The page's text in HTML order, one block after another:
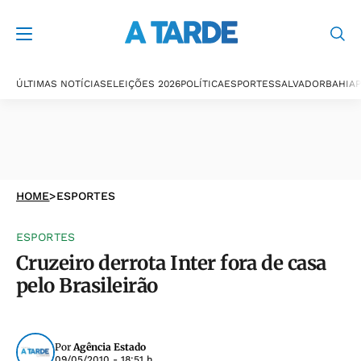
ÚLTIMAS NOTÍCIASELEIÇÕES 2026POLÍTICAESPORTESSALVADORBAHIA
HOME>ESPORTES
ESPORTES
Cruzeiro derrota Inter fora de casa
pelo Brasileirão
PorAgência Estado